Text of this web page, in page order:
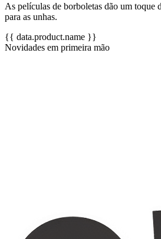
As películas de borboletas dão um toque
para as unhas.
{{ data.product.name }}
Novidades em primeira mão